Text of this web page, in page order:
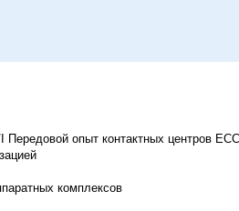
Передовой опыт контактных центров
комплексов